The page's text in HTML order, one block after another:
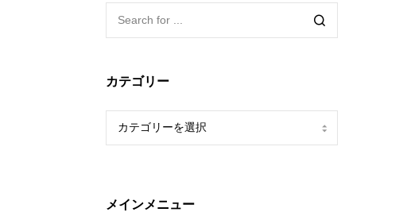
カテゴリー
メインメニュー